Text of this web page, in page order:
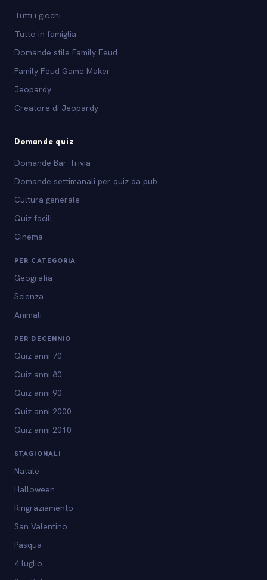
Tutti i giochi
Tutto in famiglia
Domande stile Family Feud
Family Feud Game Maker
Jeopardy
Creatore di Jeopardy
Domande quiz
Domande Bar Trivia
Domande settimanali per quiz da pub
Cultura generale
Quiz facili
Cinema
PER CATEGORIA
Geografia
Scienza
Animali
PER DECENNIO
Quiz anni 70
Quiz anni 80
Quiz anni 90
Quiz anni 2000
Quiz anni 2010
STAGIONALI
Natale
Halloween
Ringraziamento
San Valentino
Pasqua
4 luglio